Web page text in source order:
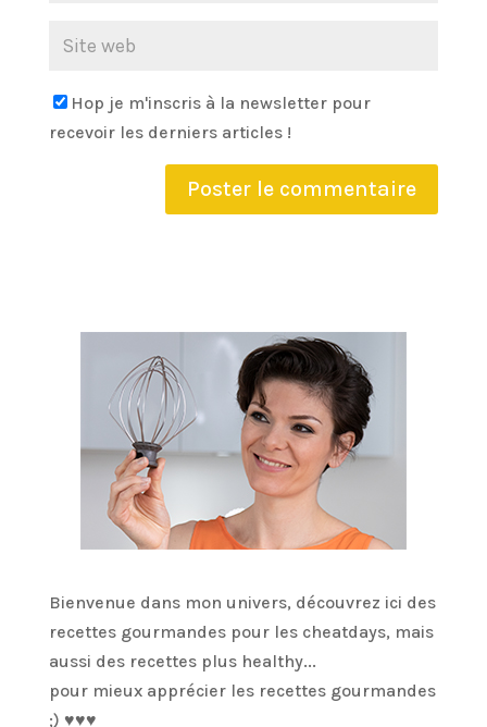
Hop je m'inscris à la newsletter pour
recevoir les derniers articles !
Bienvenue dans mon univers, découvrez ici des
recettes gourmandes pour les cheatdays, mais
aussi des recettes plus healthy...
pour mieux apprécier les recettes gourmandes
;) ♥♥♥